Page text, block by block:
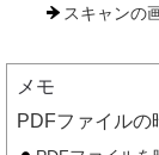
スキャンの
メモ
PDFファイルの